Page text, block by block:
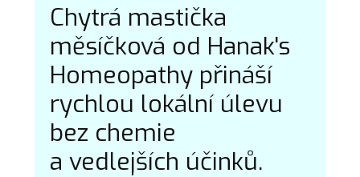
Chytrá mastička
měsíčková od Hanak's
Homeopathy přináší
rychlou lokální úlevu
bez chemie
a vedlejších účinků.